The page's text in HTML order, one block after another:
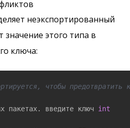
неэкспортированный
значение этого типа в
ключа:
чтобы предотвратить
пакетах. введите ключ int